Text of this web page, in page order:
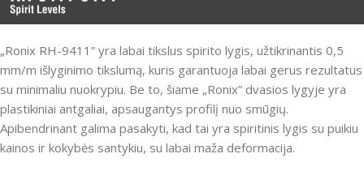
„Ronix RH-9411” yra labai tikslus spirito lygis, užtikrinantis 0,5
mm/m išlyginimo tikslumą, kuris garantuoja labai gerus rezultatus
su minimaliu nuokrypiu. Be to, šiame „Ronix” dvasios lygyje yra
plastikiniai antgaliai, apsaugantys profilį nuo smūgių.
Apibendrinant galima pasakyti, kad tai yra spiritinis lygis su puikiu
kainos ir kokybės santykiu, su labai maža deformacija.